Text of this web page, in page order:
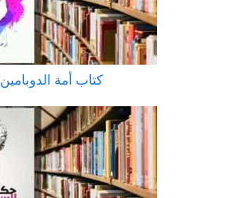
كتاب أمة الدوبامين PDF